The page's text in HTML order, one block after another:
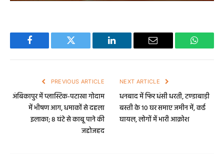
Facebook Twitter LinkedIn Email
PREVIOUS ARTICLE
अंबिकापुर में प्लास्टिक-पटाखा गोदाम
में भीषण आग, धमाकों से दहला
इलाका; 8 घंटे से काबू पाने की
जद्दोजहद
NEXT ARTICLE
धनबाद में फिर धंसी धरती, टण्डाबाड़ी
बस्ती के 10 घर समाए जमीन में, कई
घायल, लोगों में भारी आक्रोश